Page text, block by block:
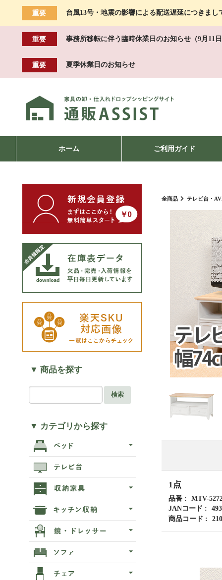
重要 台風13号・地震の影響による配送遅延につきまし
重要 事務所移転に伴う臨時休業日のお知らせ（9月11
重要 夏季休業日のお知らせ
ホーム ご利用ガイド
全商品 テレビ台・
1点
品番
MTV-
JANコード
商品コード
▼ 商品を探す
検索
▼ カテゴリから探す